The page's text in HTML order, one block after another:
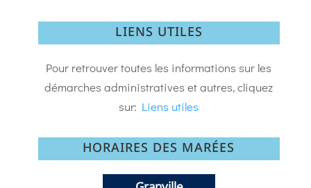
LIENS UTILES
Pour retrouver toutes les informations sur les
démarches administratives et autres, cliquez
sur: Liens utiles
HORAIRES DES MARÉES